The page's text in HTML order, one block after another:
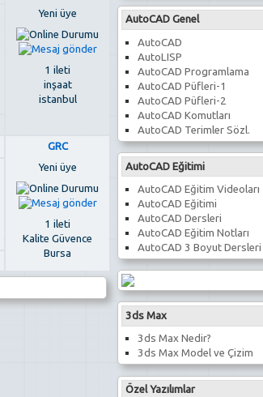
AutoCAD Genel
AutoCAD
AutoLISP
AutoCAD Programlama
AutoCAD Püfleri-1
AutoCAD Püfleri-2
AutoCAD Komutları
AutoCAD Terimler Sözl.
AutoCAD Eğitimi
AutoCAD Eğitim Videoları
AutoCAD Eğitimi
AutoCAD Dersleri
AutoCAD Eğitim Notları
AutoCAD 3 Boyut Dersleri
3ds Max
3ds Max Nedir?
3ds Max Model ve Çizim
Özel Yazılımlar
Yeni üye
1 ileti
inşaat
istanbul
GRC
Yeni üye
1 ileti
Kalite Güvence
Bursa